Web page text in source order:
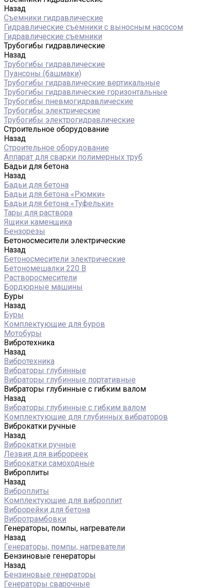
Назад
Съемники гидравлические
Гидравлические cъемники с выносным насосом
Гидравлические съемники
Трубогибы гидравлические
Назад
Трубогибы гидравлические
Пуансоны (башмаки)
Трубогибы гидравлические вертикальные
Трубогибы гидравлические горизонтальные
Трубогибы пневмогидравлические
Трубогибы электрические
Трубогибы электрогидравлические
Строительное оборудование
Назад
Строительное оборудование
Аппарат для сварки полимерных труб
Бадьи для бетона
Назад
Бадьи для бетона
Бадьи для бетона «Рюмки»
Бадьи для бетона «Туфельки»
Тары для раствора
Ящики каменщика
Бензорезы
Бетоносмесители электрические
Назад
Бетоносмесители электрические
Бетономешалки 220 В
Растворосмесители
Бордюрные машины
Буры
Назад
Буры
Комплектующие для буров
Мотобуры
Вибротехника
Назад
Вибротехника
Вибраторы глубинные
Вибраторы глубинные портативные
Вибраторы глубинные с гибким валом
Назад
Вибраторы глубинные с гибким валом
Комплектующие для глубинных вибраторов
Виброкатки ручные
Назад
Виброкатки ручные
Лезвия для виброреек
Виброкатки самоходные
Виброплиты
Назад
Виброплиты
Комплектующие для виброплит
Виброрейки для бетона
Вибротрамбовки
Генераторы, помпы, нагреватели
Назад
Генераторы, помпы, нагреватели
Бензиновые генераторы
Назад
Бензиновые генераторы
Генераторы сварочные